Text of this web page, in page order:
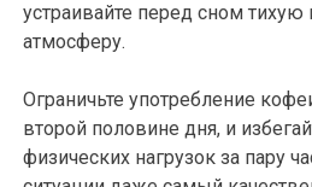
устраивайте перед сном
атмосферу.
Ограничьте употребление
второй половине дня, и
физических нагрузок за пару